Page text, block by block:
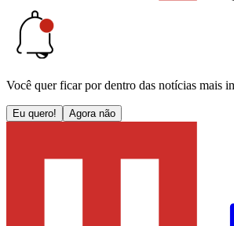
Você quer ficar por dentro das notícias mais
Eu quero! Agora não